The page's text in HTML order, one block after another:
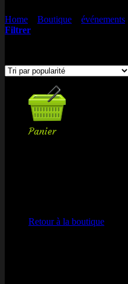
Retour à la boutique
Panier
Retour à la boutique
Home Boutique événements
Filtrer